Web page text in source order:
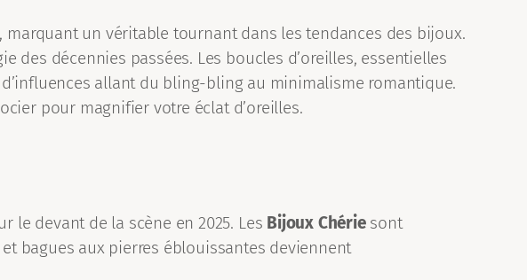
marquant un véritable tournant dans les tendances des bijoux.
des décennies passées. Les boucles d’oreilles, essentielles
allant du bling-bling au minimalisme romantique.
pour magnifier votre éclat d’oreilles.
le devant de la scène en 2025. Les Bijoux Chériesont
bagues aux pierres éblouissantes deviennent